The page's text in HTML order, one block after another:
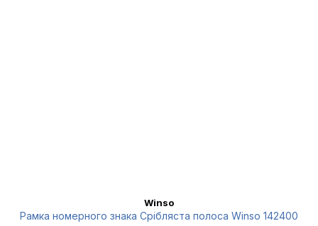
Winso
Рамка номерного знака Срібляста полоса Winso 142400